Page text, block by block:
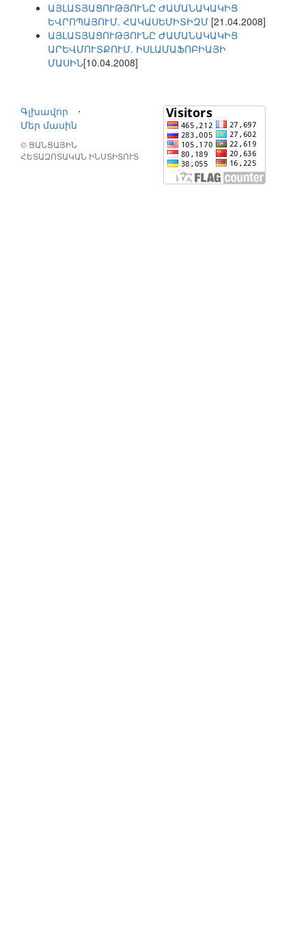
ԱՅԼԱՏՅԱՑՈՒԹՅՈՒՆԸ ԺԱՄԱՆԱԿԱԿԻՑ
ԵՎՐՈՊԱՅՈՒՄ. ՀԱԿԱՍԵՄԻՏԻԶՄ [21.04.2008]
ԱՅԼԱՏՅԱՑՈՒԹՅՈՒՆԸ ԺԱՄԱՆԱԿԱԿԻՑ
ԱՐԵՎՄՈՒՏՔՈՒՄ. ԻՍԼԱՄԱՖՈԲԻԱՅԻ
ՄԱՍԻՆ[10.04.2008]
Գլխավոր
⋅
Մեր մասին
© ՑԱՆՑԱՅԻՆ
ՀԵՏԱԶՈՏԱԿԱՆ ԻՆՍՏԻՏՈՒՏ